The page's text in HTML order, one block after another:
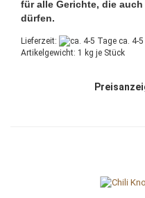
für alle Gerichte, die
dürfen.
Lieferzeit: ca. 4-
Artikelgewicht: 1 kg je Stück